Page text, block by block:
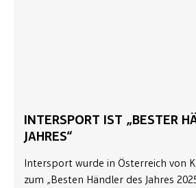
INTERSPORT IST „BESTER
JAHRES“
Intersport wurde in Österreich von
zum „Besten Händler des Jahres